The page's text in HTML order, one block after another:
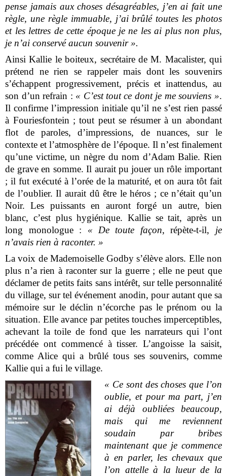
pense jamais aux choses désagréables, j’en ai fait une
règle, une règle immuable, j’ai brûlé toutes les photos
et les lettres de cette époque je ne les ai plus non plus,
je n’ai conservé aucun souvenir ».
Ainsi Kallie le boiteux, secrétaire de M. Macalister, qui
prétend ne rien se rappeler mais dont les souvenirs
s’échappent progressivement, précis et inattendus, au
son d’un refrain : « C’est tout ce dont je me souviens ».
Il confirme l’impression initiale qu’il ne s’est rien passé
à Fouriesfontein ; tout peut se résumer à un abondant
flot de paroles, d’impressions, de nuances, sur le
contexte et l’atmosphère de l’époque. Il n’est finalement
qu’une victime, un nègre du nom d’Adam Balie. Rien
de grave en somme. Il aurait pu jouer un rôle important
; il fut exécuté à l’orée de la maturité, et on aura tôt fait
de l’oublier. Il aurait dû être le héros ; ce n’était qu’un
Noir. Les puissants en auront forgé un autre, bien
blanc, c’est plus hygiénique. Kallie se tait, après un
long monologue : « De toute façon, répète-t-il, je
n’avais rien à raconter. »
La voix de Mademoiselle Godby s’élève alors. Elle non
plus n’a rien à raconter sur la guerre ; elle ne peut que
déclamer de petits faits sans intérêt, sur telle personnalité
du village, sur tel événement anodin, pour autant que sa
mémoire sur le déclin n’écorche pas le prénom ou la
situation. Elle avance par petites touches imperceptibles,
achevant la toile de fond que les narrateurs qui l’ont
précédée ont commencé à tisser. L’angoisse la saisit,
comme Alice qui a brûlé tous ses souvenirs, comme
Kallie qui a fui le village.
« Ce sont des choses que l’on
oublie, et pour ma part, j’en
ai déjà oubliées beaucoup,
mais qui me reviennent
soudain par bribes
maintenant que je commence
à en parler, les chevaux que
l’on attelle à la lueur de la